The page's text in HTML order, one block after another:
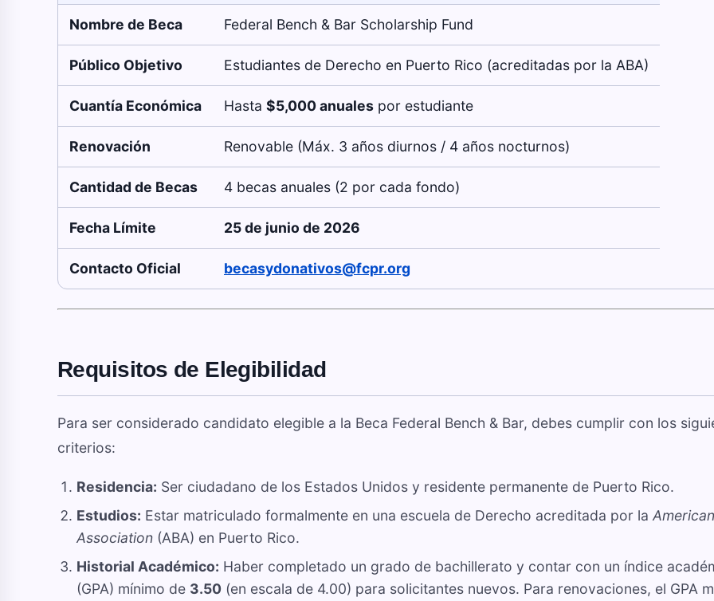
Nombre de Beca Federal Bench & Bar Scholarship Fund
Público Objetivo Estudiantes de Derecho en Puerto Rico (acreditadas por la ABA)
Cuantía Económica Hasta $5,000 anuales por estudiante
Renovación Renovable (Máx. 3 años diurnos / 4 años nocturnos)
Cantidad de Becas 4 becas anuales (2 por cada fondo)
Fecha Límite 25 de junio de 2026
Contacto Oficial becasydonativos@fcpr.org
Requisitos de Elegibilidad
Para ser considerado candidato elegible a la Beca Federal Bench & Bar, debes cumplir con los
criterios:
Residencia: Ser ciudadano de los Estados Unidos y residente permanente de Puerto Rico.
Estudios: Estar matriculado formalmente en una escuela de Derecho acreditada por la
Association (ABA) en Puerto Rico.
Historial Académico: Haber completado un grado de bachillerato y contar con un índice
(GPA) mínimo de 3.50 (en escala de 4.00) para solicitantes nuevos. Para renovaciones, el GPA